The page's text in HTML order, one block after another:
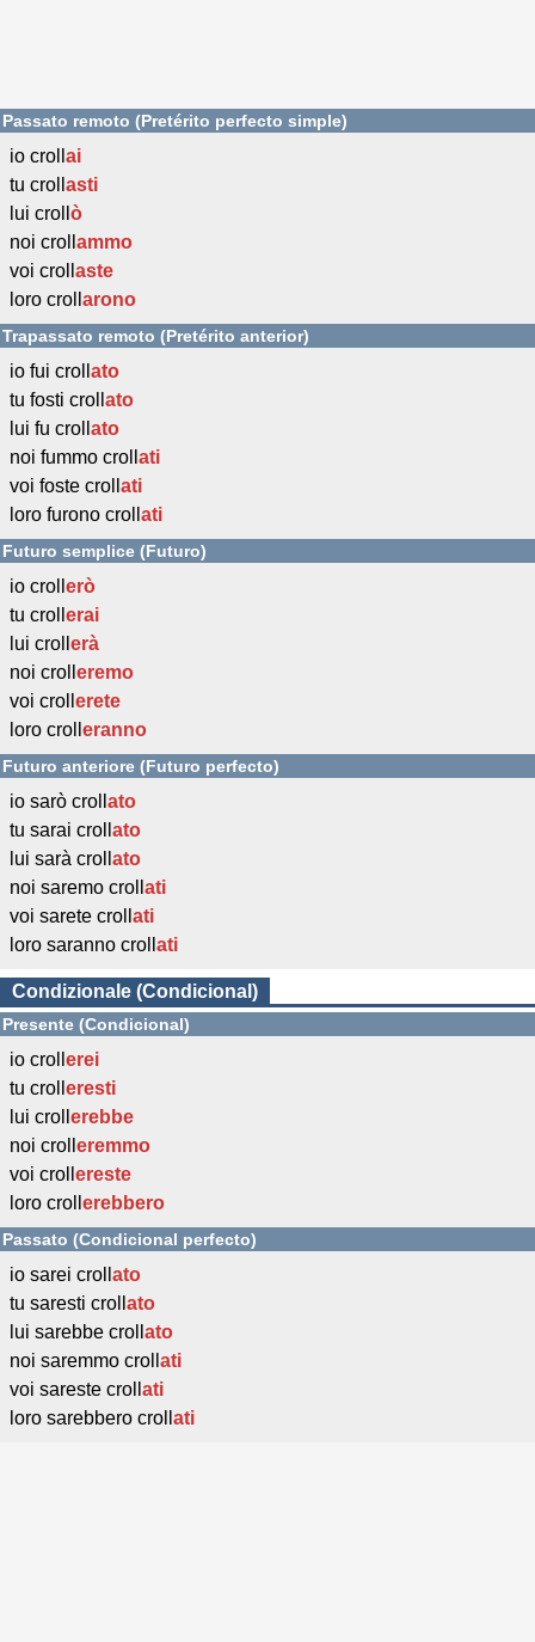
Passato remoto (Pretérito perfecto simple)
io croll ai
tu croll asti
lui croll ò
noi croll ammo
voi croll aste
loro croll arono
Trapassato remoto (Pretérito anterior)
io fui croll ato
tu fosti croll ato
lui fu croll ato
noi fummo croll ati
voi foste croll ati
loro furono croll ati
Futuro semplice (Futuro)
io croll erò
tu croll erai
lui croll erà
noi croll eremo
voi croll erete
loro croll eranno
Futuro anteriore (Futuro perfecto)
io sarò croll ato
tu sarai croll ato
lui sarà croll ato
noi saremo croll ati
voi sarete croll ati
loro saranno croll ati
Condizionale (Condicional)
Presente (Condicional)
io croll erei
tu croll eresti
lui croll erebbe
noi croll eremmo
voi croll ereste
loro croll erebbero
Passato (Condicional perfecto)
io sarei croll ato
tu saresti croll ato
lui sarebbe croll ato
noi saremmo croll ati
voi sareste croll ati
loro sarebbero croll ati